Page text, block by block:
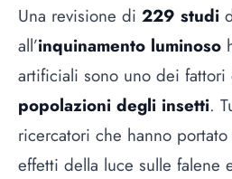
Una revisione di 229 studi
all’inquinamento luminoso
artificiali sono uno dei fattori
popolazioni degli insetti.
ricercatori che hanno
effetti della luce sulle falene